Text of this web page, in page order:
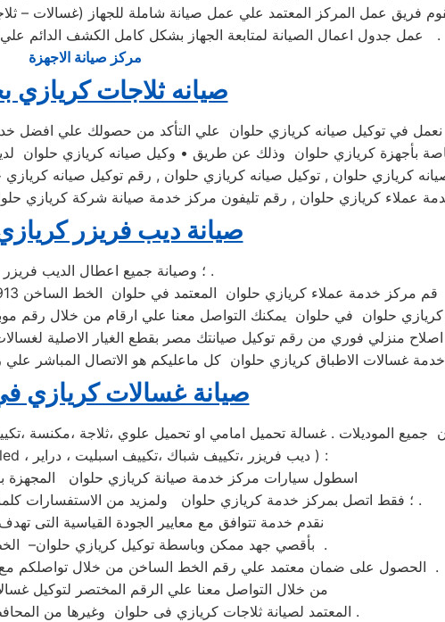
فريق عمل المركز المعتمد علي عمل صيانة شاملة للجهاز (غسالات –
عمل جدول اعمال الصيانة لمتابعة الجهاز بشكل كامل الكشف الدائم علي الجهاز لتفادي المشاكل المحتملة وهذا مايميزنا .
مركز صيانة الاجهزة
صيانه ثلاجات كريازي
نعمل في توكيل صيانه كريازي حلوان علي التأكد من حصولك علي افضل
بأجهزة كريازي حلوان وذلك عن طريق • وكيل صيانه كريازي حلوان
كريازي حلوان , توكيل صيانه كريازي حلوان , رقم توكيل صيانه
عملاء كريازي حلوان , رقم تليفون مركز خدمة صيانة شركة كريازي
صيانة ديب فريزر
؛ وصيانة جميع اعطال الديب فريزر بالمنزل .
قم مركز خدمة عملاء كريازي حلوان المعتمد في حلوان الخط الساخن 01112124913 وفي حال انشغال الرقم المختصر
حلوان في حلوان يمكنك التواصل معنا علي ارقام من خلال رقم موبايل 01096922100 فنحن دائما نسعد بتلقى
اصلاح منزلي فوري من رقم توكيل صيانتك مصر بقطع الغيار الاصلية
صيانة غسالات كريازي
اطباق ،شاشة lcd ، شاشة led ، ديب فريزر ،تكييف شباك ،تكييف اسبليت ، دراير ) :
اسطول سيارات مركز خدمة صيانة كريازي حلوان المجهزة
؛ فقط اتصل بمركز خدمة كريازي حلوان ولمزيد من الاستفسارات كلمنا علي رقم توكيل كريازي حلوان المختصر .
نقدم خدمة تتوافق مع معايير الجودة القياسية التى
بأقصي جهد ممكن وباسطة توكيل كريازي حلوان– الخط الساخن 01210999852 .
الحصول على ضمان معتمد علي رقم الخط الساخن من خلال تواصلكم مع الرقم المختصر لصيانة كريازي حلوان بحلوان .
من خلال التواصل معنا علي الرقم المختصر لتوكيل
المعتمد لصيانة ثلاجات كريازي فى حلوان وغيرها من المحافظات و الموقع الرسمي في مصر .